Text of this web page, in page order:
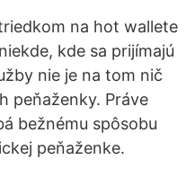
na hot wallete
kde sa prijímajú
nie je na tom nič
peňaženky. Práve
bežnému spôsobu
peňaženke.